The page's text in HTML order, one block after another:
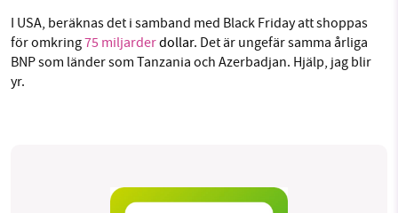
I USA, beräknas det i samband med Black Friday att shoppas
för omkring75 miljarderdollar. Det är ungefär samma årliga
BNP som länder som Tanzania och Azerbadjan. Hjälp, jag blir
yr.